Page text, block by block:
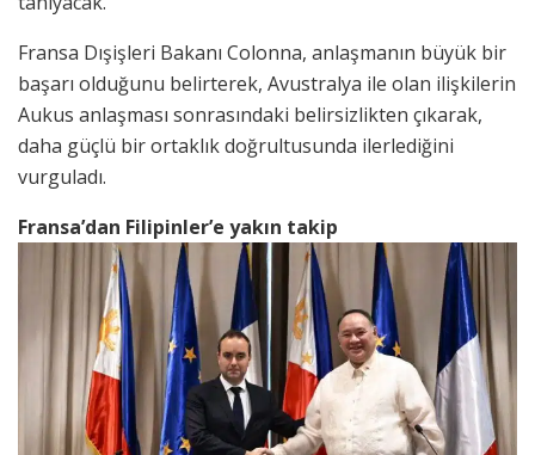
Fransa Dışişleri Bakanı Colonna, anlaşmanın büyük bir
başarı olduğunu belirterek, Avustralya ile olan ilişkilerin
Aukus anlaşması sonrasındaki belirsizlikten çıkarak,
daha güçlü bir ortaklık doğrultusunda ilerlediğini
vurguladı.
Fransa’dan Filipinler’e yakın takip